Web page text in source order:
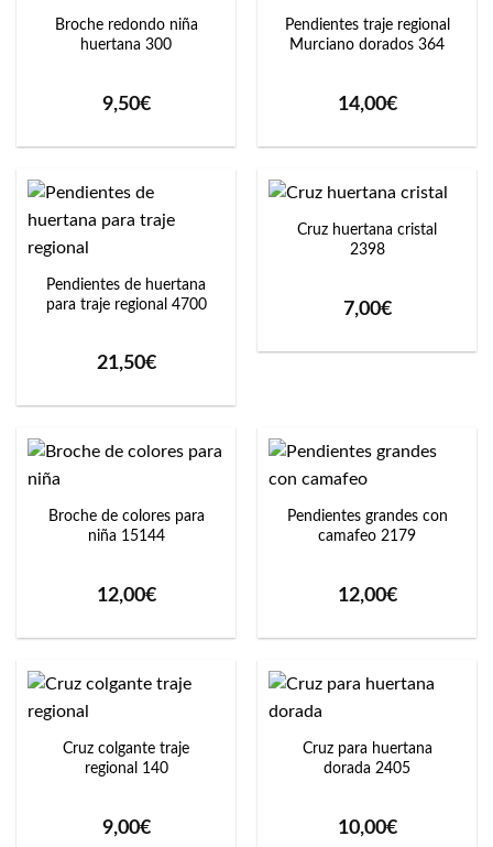
Broche redondo niña
huertana 300
9,50€
Pendientes traje regional
Murciano dorados 364
14,00€
Pendientes de huertana
para traje regional 4700
21,50€
Cruz huertana cristal
2398
7,00€
Broche de colores para
niña 15144
12,00€
Pendientes grandes con
camafeo 2179
12,00€
Cruz colgante traje
regional 140
9,00€
Cruz para huertana
dorada 2405
10,00€